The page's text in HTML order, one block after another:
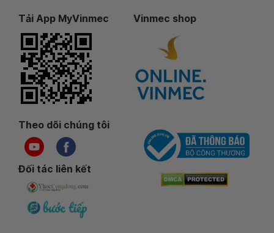
Tải App MyVinmec Vinmec shop
Theo dõi chúng tôi
Đối tác liên kết